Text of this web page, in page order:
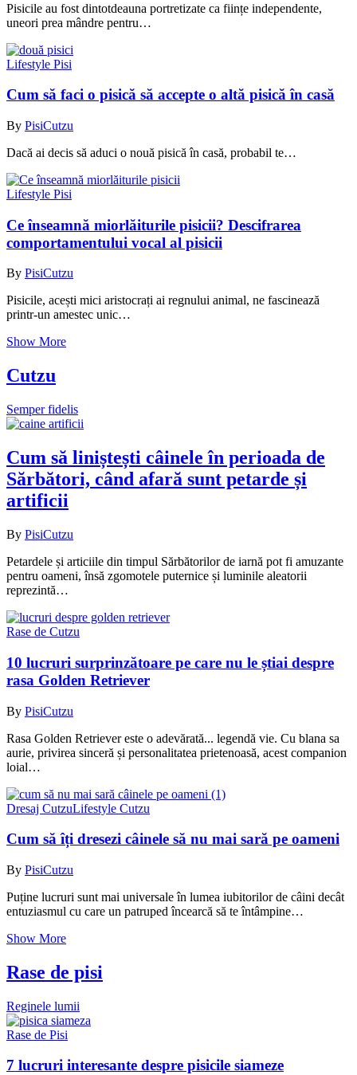
Pisicile au fost dintotdeauna portretizate ca ființe independente,
uneori prea mândre pentru…
Lifestyle Pisi
Cum să faci o pisică să accepte o altă pisică în casă
By PisiCutzu
Dacă ai decis să aduci o nouă pisică în casă, probabil te…
Lifestyle Pisi
Ce înseamnă miorlăiturile pisicii? Descifrarea
comportamentului vocal al pisicii
By PisiCutzu
Pisicile, acești mici aristocrați ai regnului animal, ne fascinează
printr-un amestec unic…
Show More
Cutzu
Semper fidelis
Cum să liniștești câinele în perioada de
Sărbători, când afară sunt petarde și
artificii
By PisiCutzu
Petardele și articiile din timpul Sărbătorilor de iarnă pot fi amuzante
pentru oameni, însă zgomotele puternice și luminile aleatorii
reprezintă…
Rase de Cutzu
10 lucruri surprinzătoare pe care nu le știai despre
rasa Golden Retriever
By PisiCutzu
Rasa Golden Retriever este o adevărată... legendă vie. Cu blana sa
aurie, privirea sinceră și personalitatea prietenoasă, acest companion
loial…
Dresaj CutzuLifestyle Cutzu
Cum să îți dresezi câinele să nu mai sară pe oameni
By PisiCutzu
Puține lucruri sunt mai universale în lumea iubitorilor de câini decât
entuziasmul cu care un patruped încearcă să te întâmpine…
Show More
Rase de pisi
Reginele lumii
Rase de Pisi
7 lucruri interesante despre pisicile siameze